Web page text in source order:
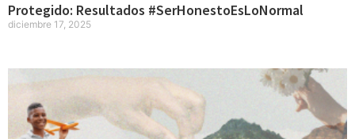
Protegido: Resultados #SerHonestoEsLoNormal
diciembre 17, 2025